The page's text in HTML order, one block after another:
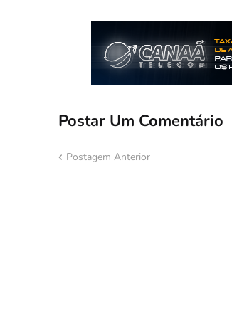
Postar Um Comentário
Postagem Anterior